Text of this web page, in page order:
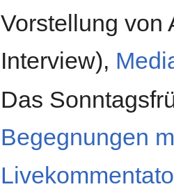
Vorstellung von
Interview),
Das
Begegnungen